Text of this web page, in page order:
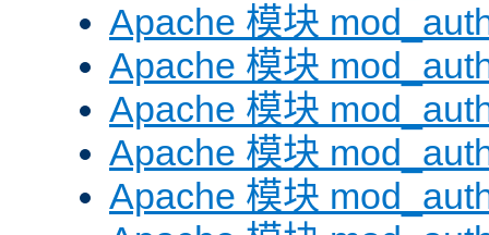
Apache 模块
Apache 模块
Apache 模块
Apache 模块
Apache 模块